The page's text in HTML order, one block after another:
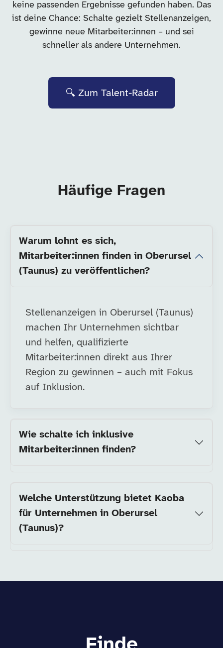
keine passenden Ergebnisse gefunden haben. Das
ist deine Chance: Schalte gezielt Stellenanzeigen,
gewinne neue Mitarbeiter:innen – und sei
schneller als andere Unternehmen.
🔍 Zum Talent-Radar
Häufige Fragen
Warum lohnt es sich,
Mitarbeiter:innen finden in Oberursel
(Taunus) zu veröffentlichen?
Stellenanzeigen in Oberursel (Taunus)
machen Ihr Unternehmen sichtbar
und helfen, qualifizierte
Mitarbeiter:innen direkt aus Ihrer
Region zu gewinnen – auch mit Fokus
auf Inklusion.
Wie schalte ich inklusive
Mitarbeiter:innen finden?
Welche Unterstützung bietet Kaoba
für Unternehmen in Oberursel
(Taunus)?